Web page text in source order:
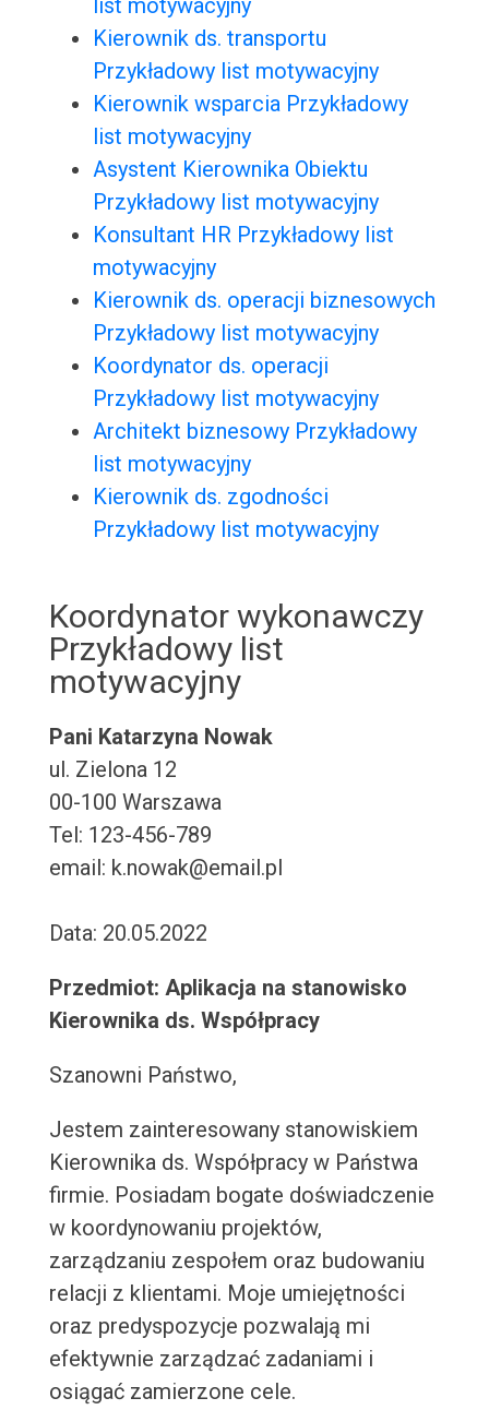
list motywacyjny
Kierownik ds. transportu
Przykładowy list motywacyjny
Kierownik wsparcia Przykładowy
list motywacyjny
Asystent Kierownika Obiektu
Przykładowy list motywacyjny
Konsultant HR Przykładowy list
motywacyjny
Kierownik ds. operacji biznesowych
Przykładowy list motywacyjny
Koordynator ds. operacji
Przykładowy list motywacyjny
Architekt biznesowy Przykładowy
list motywacyjny
Kierownik ds. zgodności
Przykładowy list motywacyjny
Koordynator wykonawczy
Przykładowy list
motywacyjny
Pani Katarzyna Nowak
ul. Zielona 12
00-100 Warszawa
Tel: 123-456-789
email: k.nowak@email.pl
Data: 20.05.2022
Przedmiot: Aplikacja na stanowisko
Kierownika ds. Współpracy
Szanowni Państwo,
Jestem zainteresowany stanowiskiem
Kierownika ds. Współpracy w Państwa
firmie. Posiadam bogate doświadczenie
w koordynowaniu projektów,
zarządzaniu zespołem oraz budowaniu
relacji z klientami. Moje umiejętności
oraz predyspozycje pozwalają mi
efektywnie zarządzać zadaniami i
osiągać zamierzone cele.